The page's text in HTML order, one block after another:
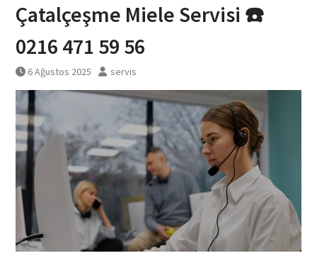
Çatalçeşme Miele Servisi ☎️
0216 471 59 56
6 Ağustos 2025 servis